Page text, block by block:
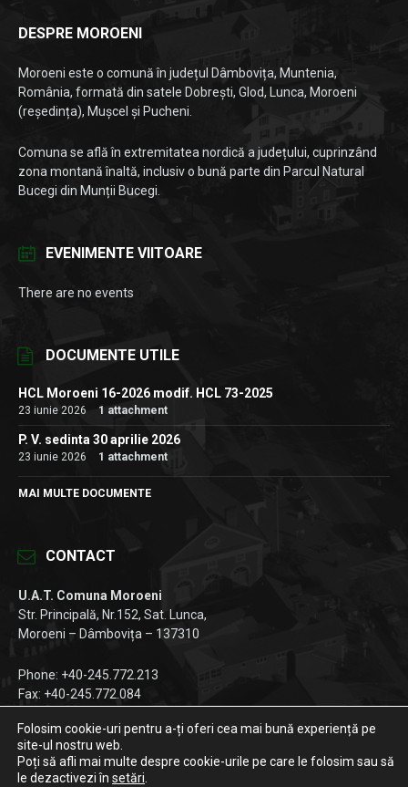
DESPRE MOROENI
Moroeni este o comună în județul Dâmbovița, Muntenia,
România, formată din satele Dobrești, Glod, Lunca, Moroeni
(reședința), Mușcel și Pucheni.
Comuna se află în extremitatea nordică a județului, cuprinzând
zona montană înaltă, inclusiv o bună parte din Parcul Natural
Bucegi din Munții Bucegi.
EVENIMENTE VIITOARE
There are no events
DOCUMENTE UTILE
HCL Moroeni 16-2026 modif. HCL 73-2025
23 iunie 2026 1 attachment
P. V. sedinta 30 aprilie 2026
23 iunie 2026 1 attachment
MAI MULTE DOCUMENTE
CONTACT
U.A.T. Comuna Moroeni
Str. Principală, Nr.152, Sat. Lunca,
Moroeni – Dâmbovița – 137310
Phone: +40-245.772.213
Fax: +40-245.772.084
FacebookInstagramLinkedIn
Folosim cookie-uri pentru a-ți oferi cea mai bună experiență pe
site-ul nostru web.
Poți să afli mai multe despre cookie-urile pe care le folosim sau să
le dezactivezi în setări